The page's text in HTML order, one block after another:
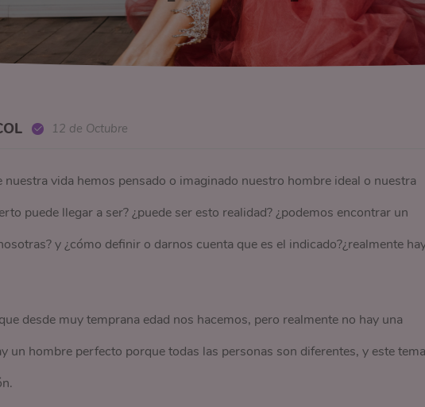
12 de Octubre
vida hemos pensado o imaginado nuestro hombre ideal o nuestra
puede llegar a ser? ¿puede ser esto realidad? ¿podemos encontrar un
y ¿cómo definir o darnos cuenta que es el indicado?¿realmente
desde muy temprana edad nos hacemos, pero realmente no hay una
un hombre perfecto porque todas las personas son diferentes, y este tema